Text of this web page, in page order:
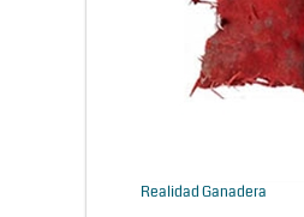
Realidad Ganadera